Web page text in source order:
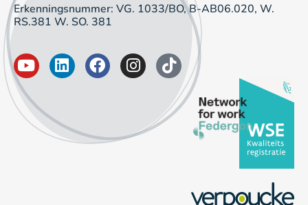
Erkenningsnummer: VG. 1033/BO, B-AB06.020, W.
RS.381 W. SO. 381